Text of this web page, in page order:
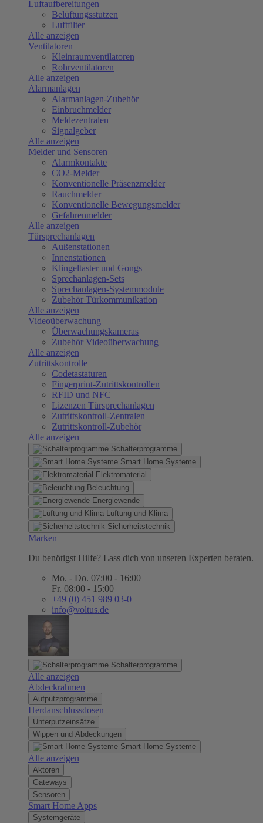
Luftaufbereitungen
Belüftungsstutzen
Luftfilter
Alle anzeigen
Ventilatoren
Kleinraumventilatoren
Rohrventilatoren
Alle anzeigen
Alarmanlagen
Alarmanlagen-Zubehör
Einbruchmelder
Meldezentralen
Signalgeber
Alle anzeigen
Melder und Sensoren
Alarmkontakte
CO2-Melder
Konventionelle Präsenzmelder
Rauchmelder
Konventionelle Bewegungsmelder
Gefahrenmelder
Alle anzeigen
Türsprechanlagen
Außenstationen
Innenstationen
Klingeltaster und Gongs
Sprechanlagen-Sets
Sprechanlagen-Systemmodule
Zubehör Türkommunikation
Alle anzeigen
Videoüberwachung
Überwachungskameras
Zubehör Videoüberwachung
Alle anzeigen
Zutrittskontrolle
Codetastaturen
Fingerprint-Zutrittskontrollen
RFID und NFC
Lizenzen Türsprechanlagen
Zutrittskontroll-Zentralen
Zutrittskontroll-Zubehör
Alle anzeigen
Schalterprogramme
Smart Home Systeme
Elektromaterial
Beleuchtung
Energiewende
Lüftung und Klima
Sicherheitstechnik
Marken
Du benötigst Hilfe? Lass dich von unseren Experten beraten.
Mo. - Do. 07:00 - 16:00
Fr. 08:00 - 15:00
+49 (0) 451 989 03-0
info@voltus.de
Schalterprogramme
Alle anzeigen
Abdeckrahmen
Aufputzprogramme
Herdanschlussdosen
Unterputzeinsätze
Wippen und Abdeckungen
Smart Home Systeme
Alle anzeigen
Aktoren
Gateways
Sensoren
Smart Home Apps
Systemgeräte